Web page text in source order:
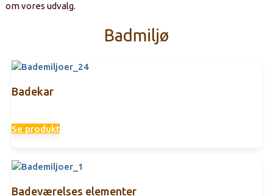
om vores udvalg.
Badmiljø
Badekar
Se produkt
Badeværelses elementer